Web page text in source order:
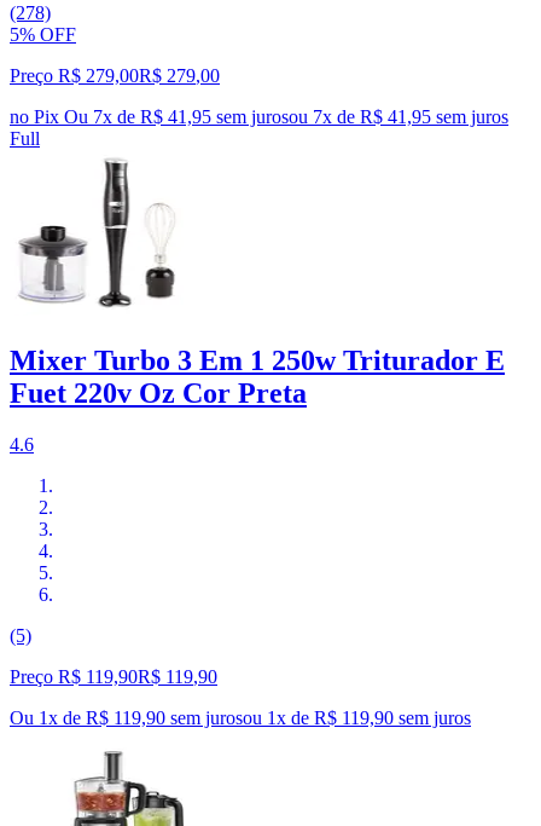
(278)
5% OFF
Preço R$ 279,00R$ 279,00
no Pix Ou 7x de R$ 41,95 sem jurosou 7x de R$ 41,95 sem juros
Full
Mixer Turbo 3 Em 1 250w Triturador E
Fuet 220v Oz Cor Preta
4.6
(5)
Preço R$ 119,90R$ 119,90
Ou 1x de R$ 119,90 sem jurosou 1x de R$ 119,90 sem juros